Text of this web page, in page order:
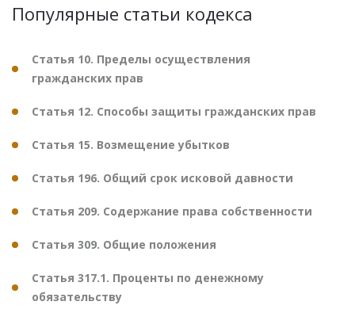
Популярные статьи кодекса
Статья 10. Пределы осуществления
гражданских прав
Статья 12. Способы защиты гражданских прав
Статья 15. Возмещение убытков
Статья 196. Общий срок исковой давности
Статья 209. Содержание права собственности
Статья 309. Общие положения
Статья 317.1. Проценты по денежному
обязательству